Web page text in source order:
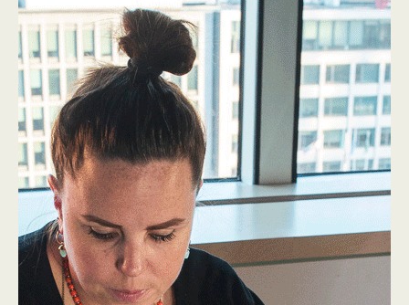
1 4
Eerst ff een bakkie (zonder
laptop!)